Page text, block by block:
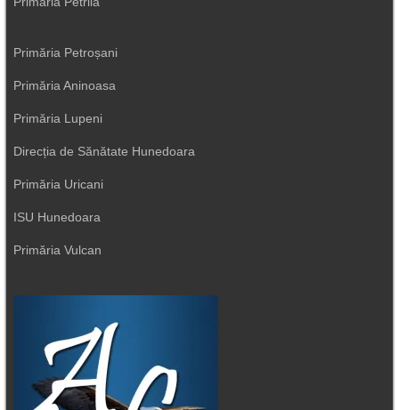
Primăria Petroșani
Primăria Aninoasa
Primăria Lupeni
Direcția de Sănătate Hunedoara
Primăria Uricani
ISU Hunedoara
Primăria Vulcan